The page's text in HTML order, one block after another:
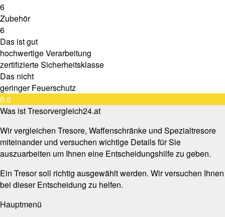
6
Zubehör
6
Das ist gut
hochwertige Verarbeitung
zertifizierte Sicherheitsklasse
Das nicht
geringer Feuerschutz
6.6
Was ist Tresorvergleich24.at
Wir vergleichen Tresore, Waffenschränke und Spezialtresore
miteinander und versuchen wichtige Details für Sie
auszuarbeiten um Ihnen eine Entscheidungshilfe zu geben.
Ein Tresor soll richtig ausgewählt werden. Wir versuchen Ihnen
bei dieser Entscheidung zu helfen.
Hauptmenü